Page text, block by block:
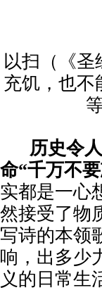
以扫（《圣
充饥，也不
历史令
命“千万不
实都是一心
然接受了物
写诗的本领
响，出多少
义的日常生